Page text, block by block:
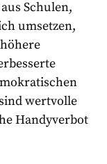
Schulen,
umsetzen,
wertvolle
Handyverbot